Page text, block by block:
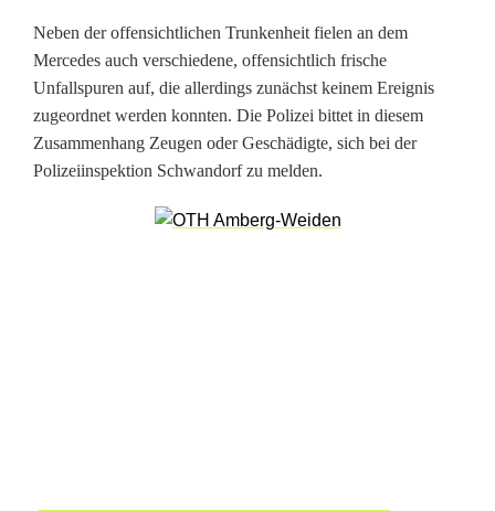
i
t
S
c
Neben der offensichtlichen Trunkenheit fielen an dem
Mercedes auch verschiedene, offensichtlich frische
Unfallspuren auf, die allerdings zunächst keinem Ereignis
zugeordnet werden konnten. Die Polizei bittet in diesem
Zusammenhang Zeugen oder Geschädigte, sich bei der
Polizeiinspektion Schwandorf zu melden.